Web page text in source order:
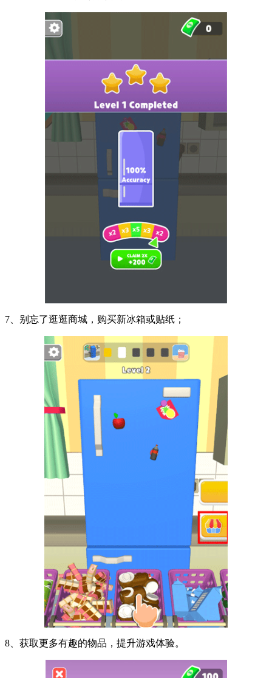
7、别忘了逛逛商城，购买新冰箱或贴纸；
8、获取更多有趣的物品，提升游戏体验。